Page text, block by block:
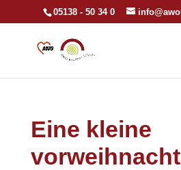
05138 - 50 34 0
Eine kleine